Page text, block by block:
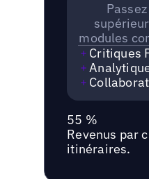
modules
Critiques
55 %
Revenus par
itinéraires.